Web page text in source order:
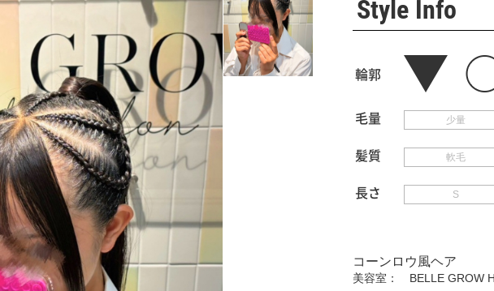
Style Info
輪郭
毛量 少量
髪質 軟毛
長さ S
コーンロウ風ヘア
美容室： BELLE GROW